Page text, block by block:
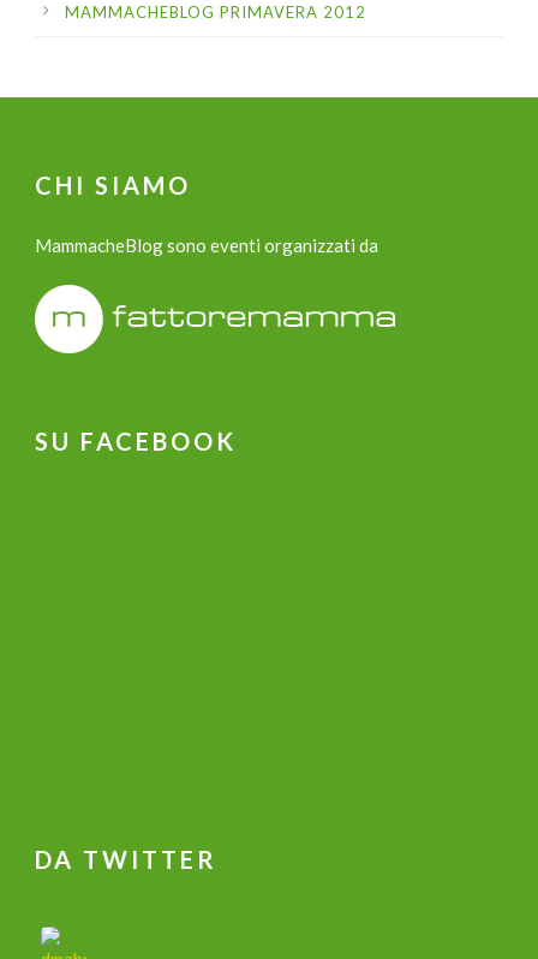
MAMMACHEBLOG PRIMAVERA 2012
CHI SIAMO
MammacheBlog sono eventi organizzati da
SU FACEBOOK
DA TWITTER